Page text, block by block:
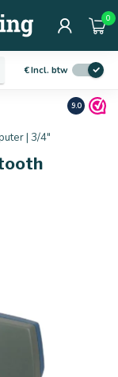
0
€Incl. btw
Ruim10
9.0
| 3/4"